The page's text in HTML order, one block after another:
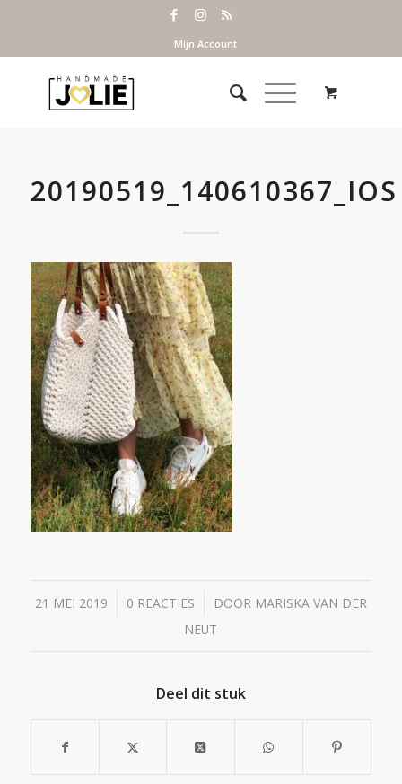
Mijn Account
20190519_140610367_IOS
21 MEI 2019
/ 0 REACTIES
/ DOOR MARISKA VAN DER
NEUT
Deel dit stuk